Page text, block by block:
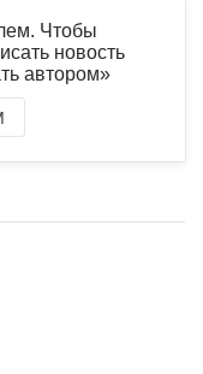
Чтобы
новость
автором»